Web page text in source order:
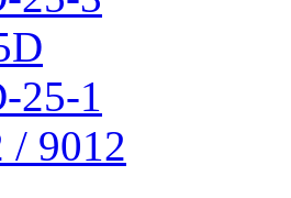
25-1
/ 9012